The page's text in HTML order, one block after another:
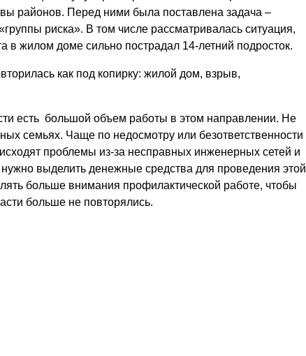
районов. Перед ними была поставлена задача –
риска». В том числе рассматривалась ситуация,
в жилом доме сильно пострадал 14-летний подросток.
как под копирку: жилой дом, взрыв,
есть большой объем работы в этом направлении. Не
семьях. Чаще по недосмотру или безответственности
проблемы из-за несправных инженерных сетей и
выделить денежные средства для проведения этой
больше внимания профилактической работе, чтобы
больше не повторялись.